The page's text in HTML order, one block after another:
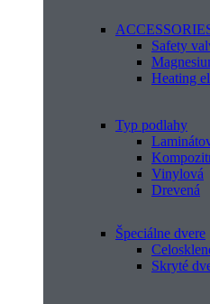
Safety
Heating
Typ podlahy
Vinylová
Drevená
Špeciálne dvere
Skryté